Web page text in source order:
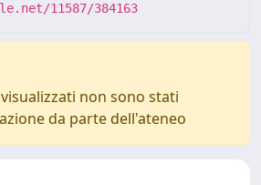
11587/384163
non sono stati
da parte dell'ateneo